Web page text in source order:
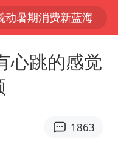
动暑期消费新蓝海
新疆优化调整景区内自驾服务费
日出坠崖1死1伤
心跳的感觉
1863